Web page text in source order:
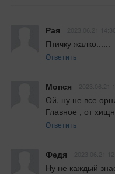
Рая
Птичку жалко......
Ответить
Мопся
Ой, ну не все
Главное , от
Ответить
Федя
Ну не каждый